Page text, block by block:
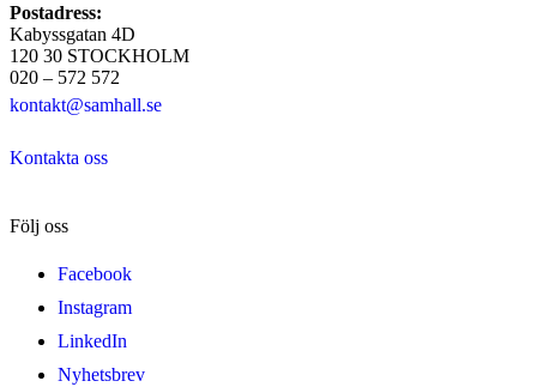
Postadress:
Kabyssgatan 4D
120 30 STOCKHOLM
020 – 572 572
kontakt@samhall.se
Kontakta oss
Följ oss
Facebook
Instagram
LinkedIn
Nyhetsbrev